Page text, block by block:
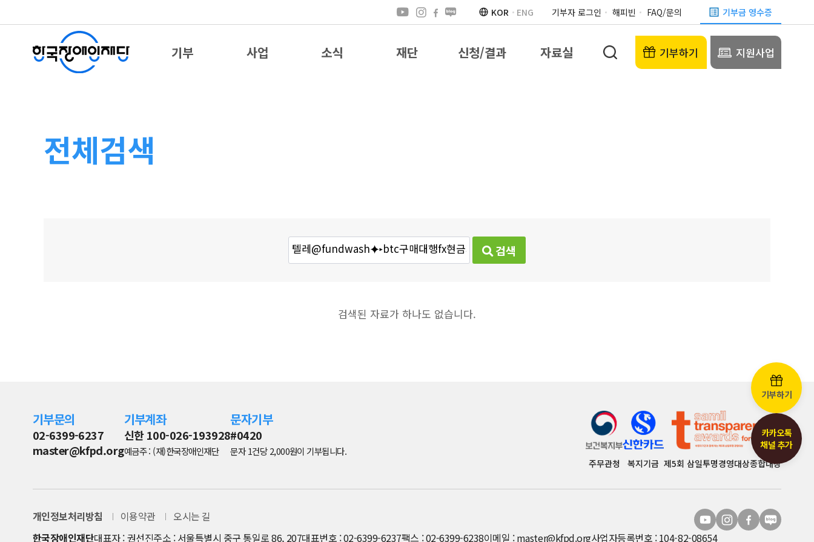
KOR ENG 기부자 로그인 해피빈 FAQ/문의 기부금 영수증
기부 사업 소식 재단 신청/결과 자료실 기부하기 지원사업
전체검색
검색
검색된 자료가 하나도 없습니다.
기부하기
카카오톡
채널 추가
기부문의
02-6399-6237
master@kfpd.org
기부계좌
신한 100-026-193928
예금주 : (재)한국장애인재단
문자기부
#0420
문자 1건당 2,000원이 기부됩니다.
주무관청 복지기금 제5회 삼일투명경영대상종합대상
개인정보처리방침 이용약관
오시는 길
한국장애인재단대표자 : 권선진주소 : 서울특별시 중구 통일로 86, 207대표번호 : 02-6399-6237팩스 : 02-6399-6238이메일 : master@kfpd.org사업자등록번호 : 104-82-08654